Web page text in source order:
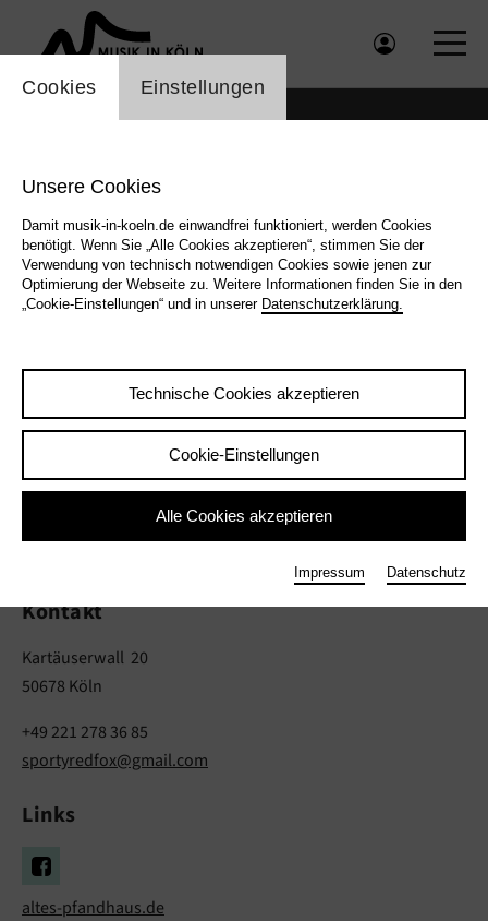
Einstellung Cookienbanner
Cookies Einstellungen
Unsere Cookies
Damit musik-in-koeln.de einwandfrei funktioniert, werden Cookies
benötigt. Wenn Sie „Alle Cookies akzeptieren“, stimmen Sie der
Verwendung von technisch notwendigen Cookies sowie jenen zur
Optimierung der Webseite zu. Weitere Informationen finden Sie in den
„Cookie-Einstellungen“ und in unserer Datenschutzerklärung.
Technische Cookies akzeptieren
Cookie-Einstellungen
Alle Cookies akzeptieren
Impressum Datenschutz
Übersicht
Kontakt
Kartäuserwall 20
50678 Köln
+49 221 278 36 85
sportyredfox@gmail.com
Links
altes-pfandhaus.de